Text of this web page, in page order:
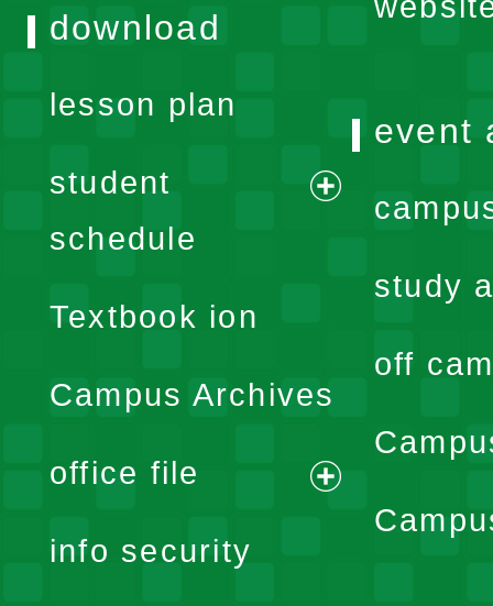
download
lesson plan
student
schedule
expand
menu
Textbook ion
Campus Archives
office file
expand
info security
event
study
off